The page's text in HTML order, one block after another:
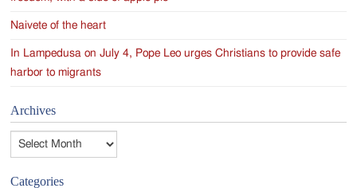
Naivete of the heart
In Lampedusa on July 4, Pope Leo urges Christians to provide safe
harbor to migrants
Archives
Archives
Categories